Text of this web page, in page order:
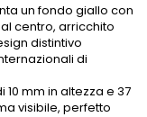
un fondo giallo con
centro, arricchito
distintivo
di
10 mm in altezza e 37
visibile, perfetto